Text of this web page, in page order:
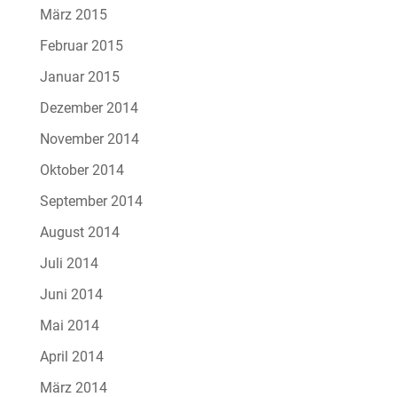
März 2015
Februar 2015
Januar 2015
Dezember 2014
November 2014
Oktober 2014
September 2014
August 2014
Juli 2014
Juni 2014
Mai 2014
April 2014
März 2014